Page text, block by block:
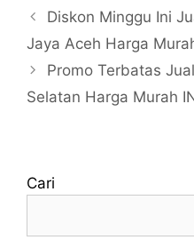
Diskon Minggu Ini
Jaya Aceh Harga
Promo Terbatas
Selatan Harga Murah
Cari